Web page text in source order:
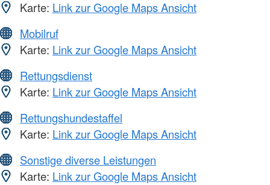
Karte: Link zur Google Maps Ansicht
Mobilruf
Karte: Link zur Google Maps Ansicht
Rettungsdienst
Karte: Link zur Google Maps Ansicht
Rettungshundestaffel
Karte: Link zur Google Maps Ansicht
Sonstige diverse Leistungen
Karte: Link zur Google Maps Ansicht